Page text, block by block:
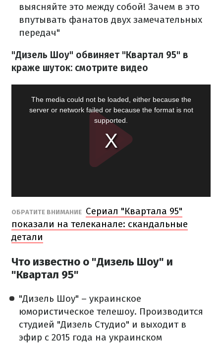
выясняйте это между собой! Зачем в это
впутывать фанатов двух замечательных
передач"
"Дизель Шоу" обвиняет "Квартал 95" в
краже шуток: смотрите видео
ОБРАТИТЕ ВНИМАНИЕ Сериал "Квартала 95"
показали на телеканале: скандальные
детали
Что известно о "Дизель Шоу" и
"Квартал 95"
"Дизель Шоу" – украинское
юмористическое телешоу. Производится
студией "Дизель Студио" и выходит в
эфир с 2015 года на украинском